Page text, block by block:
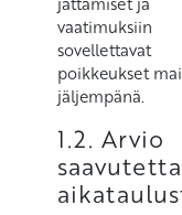
vaatimuksiin
sovellettavat
poikkeukset
jäljempänä.
1.2. Arvio